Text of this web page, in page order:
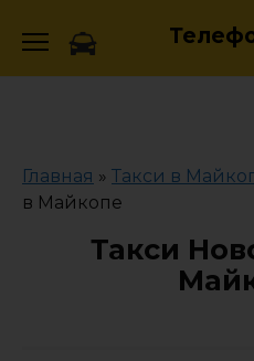
Главная » Такси в
в Майкопе
Такси